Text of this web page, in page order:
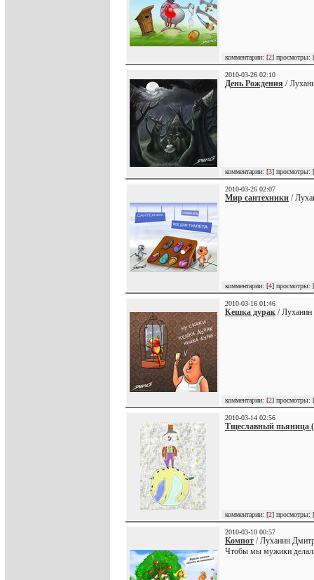
комментарии: [2] просмотры: [
2010-03-26 02:10
День Рождения /
комментарии: [3] просмотры: [
2010-03-26 02:07
Мир сантехники /
комментарии: [4] просмотры: [
2010-03-16 01:46
Кешка дурак / Луханин
комментарии: [2] просмотры: [
2010-03-14 02:56
Тщеславный пьяница
комментарии: [2] просмотры: [
2010-03-10 00:57
Компот / Луханин
Чтобы мы мужики